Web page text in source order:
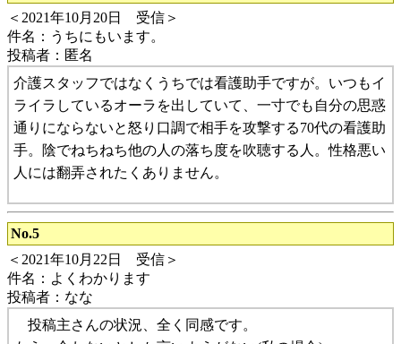
＜2021年10月20日 受信＞
件名：うちにもいます。
投稿者：匿名
介護スタッフではなくうちでは看護助手ですが。いつもイ
ライラしているオーラを出していて、一寸でも自分の思惑
通りにならないと怒り口調で相手を攻撃する70代の看護助
手。陰でねちねち他の人の落ち度を吹聴する人。性格悪い
人には翻弄されたくありません。
No.5
＜2021年10月22日 受信＞
件名：よくわかります
投稿者：なな
投稿主さんの状況、全く同感です。